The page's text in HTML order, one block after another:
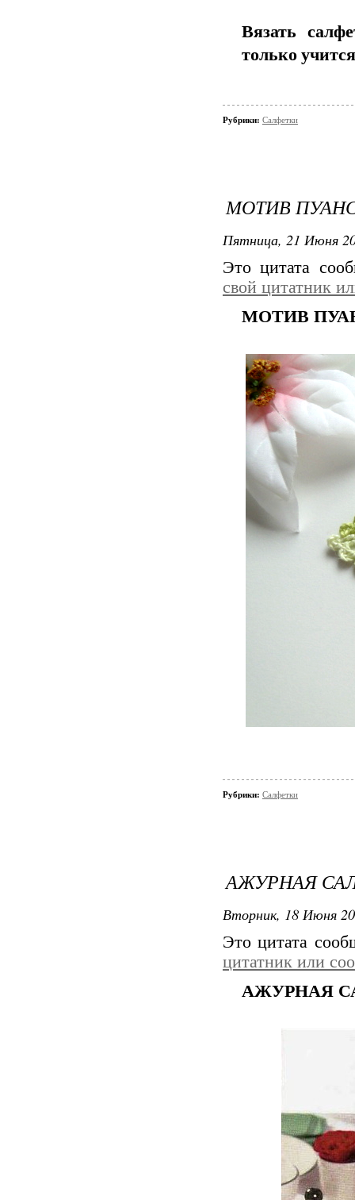
Вязать
только
Рубрики: Салфетки
МОТИВ
Пятница, 21 Июня
Это цитата
свой цитатник
МОТИВ
Рубрики: Салфетки
АЖУРНАЯ
Вторник, 18 Июня
Это цитата
цитатник или
АЖУРНАЯ